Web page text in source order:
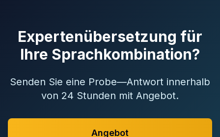
Expertenübersetzung für
Ihre Sprachkombination?
Senden Sie eine Probe—Antwort innerhalb
von 24 Stunden mit Angebot.
Angebot